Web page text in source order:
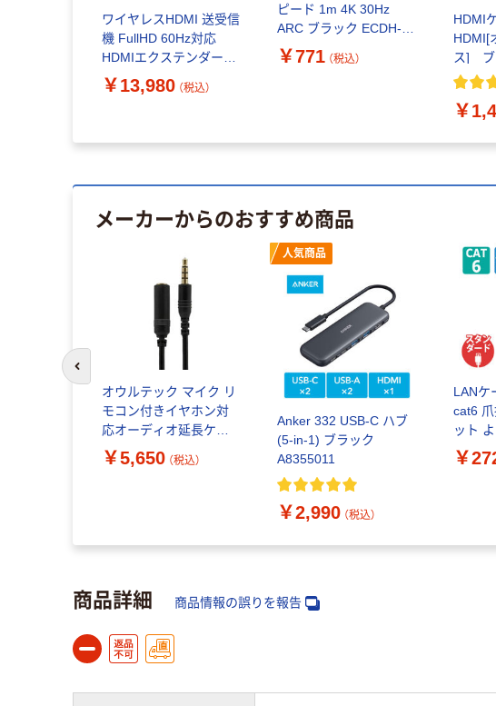
ワイヤレスHDMI 送受信
機 FullHD 60Hz対応
HDMIエクステンダー
DHーCW4K110EBK 1個
エレコム
￥13,980 （税込）
ピード 1m 4K 30Hz
ARC ブラック ECDH-
HD14E10BK エレコム 1
個
￥771 （税込）
HDMI
HDMI[
ス] ブ
430 山
￥
メーカーからのおすすめ商品
オウルテック マイク リ
モコン付きイヤホン対
応オーディオ延長ケー
ブル 3.5m OWL-
CB35PJ35-BK 1セット
￥5,650 （税込）
人気商品
Anker 332 USB-C ハブ
(5-in-1) ブラック
A8355011
￥2,990 （税込）
LANケ
cat6
ット
GPT/
ム 1個
￥
前のスライドへ
商品詳細 商品情報の誤りを報告